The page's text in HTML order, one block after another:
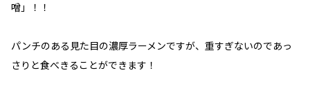
噌」！！
パンチのある見た目の濃厚ラーメンですが、重すぎないのであっ
さりと食べきることができます！